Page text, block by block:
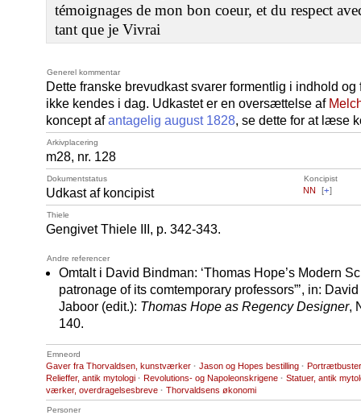
témoignages de mon bon coeur, et du respect
tant que je Vivrai
Generel kommentar
Dette franske brevudkast svarer formentlig i indhold og
ikke kendes i dag. Udkastet er en oversættelse af
koncept afantagelig august 1828, se dette for at læse
Arkivplacering
m28, nr. 128
Dokumentstatus Koncipist
Udkast af koncipist NN [+]
Thiele
Gengivet Thiele III, p. 342-343.
Andre referencer
Omtalt i David Bindman: ‘Thomas Hope’s Modern
patronage of its comtemporary professors”’, in:
Jaboor (edit.): Thomas Hope as Regency Designer,
140.
Emneord
Gaver fra Thorvaldsen, kunstværker · Jason og Hopes bestilling ·
Relieffer, antik mytologi · Revolutions- og Napoleonskrigene · Statuer, antik
værker, overdragelsesbreve · Thorvaldsens økonomi
Personer